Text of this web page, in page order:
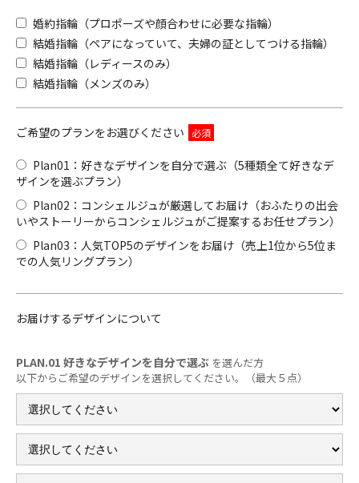
フェア・ニュース
ブログ・お客様の声
カタログ請求
通話無料 0120-16-8481
よくあるご質問 |会社概要 |採用情報
お問い合わせ|プライバシーポリシー
婚約指輪（プロポーズや顔合わせに必要な指輪）
結婚指輪（ペアになっていて、夫婦の証としてつける指輪）
結婚指輪（レディースのみ）
結婚指輪（メンズのみ）
ご希望のプランをお選びください
Plan01：好きなデザインを自分で選ぶ（5種類全て好きなデ
ザインを選ぶプラン）
Plan02：コンシェルジュが厳選してお届け（おふたりの出会
いやストーリーからコンシェルジュがご提案するお任せプラン）
Plan03：人気TOP5のデザインをお届け（売上1位から5位ま
での人気リングプラン）
お届けするデザインについて
PLAN.01 好きなデザインを自分で選ぶ を選んだ方
以下からご希望のデザインを選択してください。（最大５点）